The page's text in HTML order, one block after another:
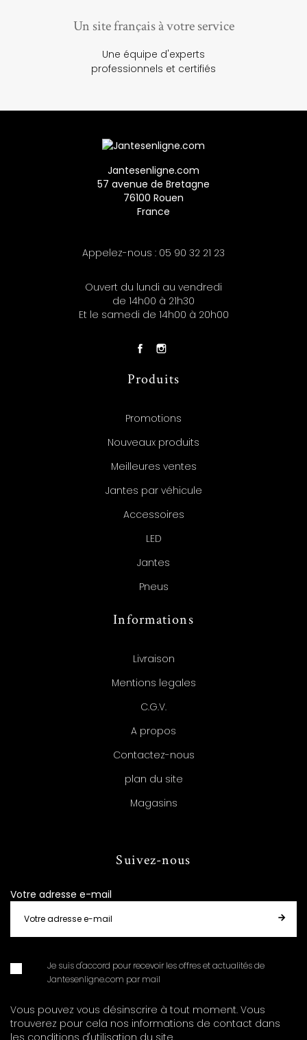
Un site français à votre service
Une équipe d'experts
professionnels et certifiés
Jantesenligne.com
57 avenue de Bretagne
76100 Rouen
France
Appelez-nous : 05 90 32 21 23
Ouvert du lundi au vendredi
de 14h00 à 21h30
Et le samedi de 14h00 à 20h00
Produits
Promotions
Nouveaux produits
Meilleures ventes
Jantes par véhicule
Accessoires
LED
Jantes
Pneus
Informations
Livraison
Mentions legales
C.G.V.
A propos
Contactez-nous
plan du site
Magasins
Suivez-nous
Votre adresse e-mail
Je suis d'accord pour recevoir les offres et actualités de
Jantesenligne.com par mail
Vous pouvez vous désinscrire à tout moment. Vous
trouverez pour cela nos informations de contact dans
les conditions d'utilisation du site.